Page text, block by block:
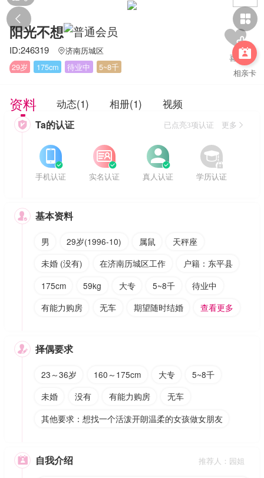
 

相亲卡
阳光不想
ID:246319 济南历城区
29岁
175cm 待业中 5~8千
资料 动态(1) 相册(1) 视频
 Ta的认证 已点亮3项认证 更多


手机认证


实名认证


真人认证


学历认证
 基本资料
男 29岁(1996-10) 属鼠
天秤座
未婚 (没有)
在济南历城区工作
户籍：东平县
175cm
59kg 大专 5~8千
待业中
有能力购房
无车 期望随时结婚 查看更多
 择偶要求
23～36岁 160～175cm 大专
5~8千
未婚
没有 有能力购房
无车
其他要求：想找一个活泼开朗温柔的女孩做女朋友
 自我介绍 推荐人：园姐